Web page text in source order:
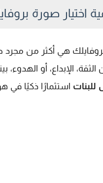
اختيار صورة
هي أكثر من مجرد
الثقة، الإبداع، أو
للبنات استثمارًا ذكيًا في